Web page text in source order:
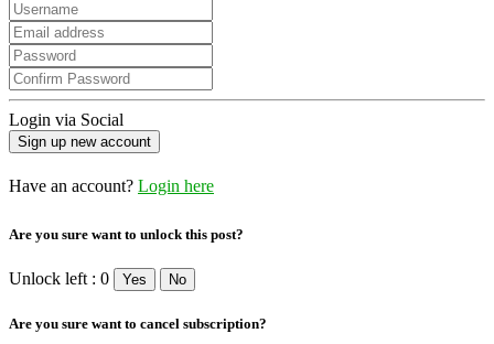
Login via Social
Have an account? Login here
Are you sure want to unlock this post?
Unlock left : 0 Yes No
Are you sure want to cancel subscription?